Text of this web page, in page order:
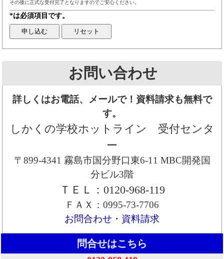
その後に正式な受付完了となりますのでご安心ください。
*は必須項目です。
お問い合わせ
詳しくはお電話、メールで！資料請求も無料で
す。
しかくの学校ホットライン 受付センタ
ー
〒899-4341 霧島市国分野口東6-11 MBC開発国
分ビル3階
ＴＥＬ：0120-968-119
ＦＡＸ：0995-73-7706
お問合わせ・資料請求
問合せはこちら